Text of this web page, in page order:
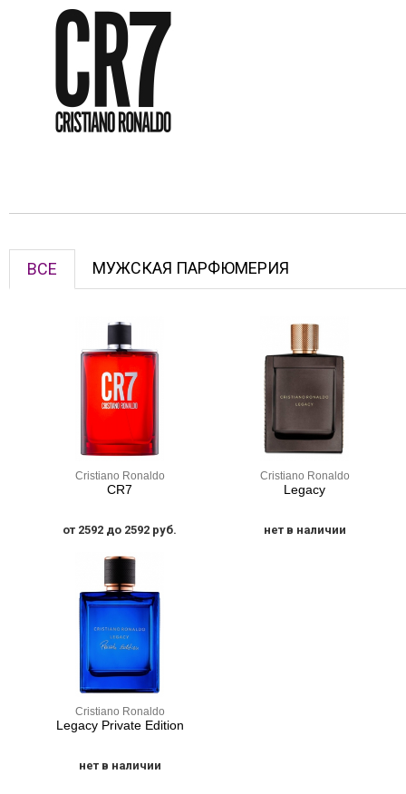
ВСЕ МУЖСКАЯ ПАРФЮМЕРИЯ
Cristiano Ronaldo
CR7
от 2592 до 2592 руб.
Cristiano Ronaldo
Legacy
нет в наличии
Cristiano Ronaldo
Legacy Private Edition
нет в наличии